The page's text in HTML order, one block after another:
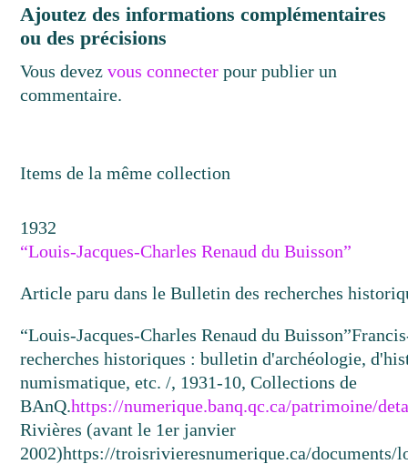
Ajoutez des informations complémentaires
ou des précisions
Vous devezvous connecter pour publier un
commentaire.
Items de la même collection
1932
“Louis-Jacques-Charles Renaud du Buisson”
Article paru dans le Bulletin des recherches
“Louis-Jacques-Charles Renaud du Buisson”
recherches historiques : bulletin d'archéologie,
numismatique, etc. /, 1931-10, Collections de
BAnQ.https://numerique.banq.qc.ca/patrimoine/
Rivières (avant le 1er janvier
2002)https://troisrivieresnumerique.ca/documents/